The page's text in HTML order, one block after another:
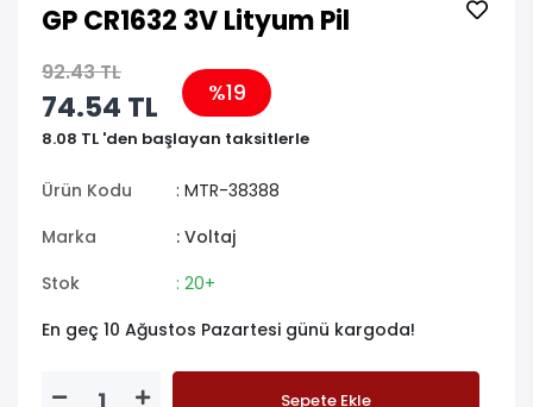
GP CR1632 3V Lityum Pil
92.43 TL
74.54 TL %19
8.08 TL 'den başlayan taksitlerle
Ürün Kodu
: MTR-38388
Marka
: Voltaj
Stok
: 20+
En geç 10 Ağustos Pazartesi günü kargoda!
Sepete Ekle